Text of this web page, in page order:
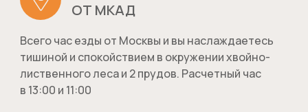
ОТ МКАД
Всего час езды от Москвы и вы наслаждаетесь
тишиной и спокойствием в окружении хвойно-
лиственного леса и 2 прудов. Расчетный час
в 13:00 и 11:00